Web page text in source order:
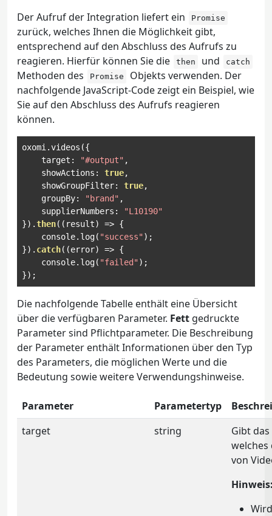
Der Aufruf der Integration liefert ein
Promise
zurück, welches Ihnen die Möglichkeit gibt,
entsprechend auf den Abschluss des Aufrufs zu
reagieren. Hierfür können Sie die
then und catch
Methoden des Promise
Objekts verwenden. Der
nachfolgende JavaScript-Code zeigt ein Beispiel, wie
Sie auf den Abschluss des Aufrufs reagieren
können.
oxomi .videos ({
    target
: "#output" ,
    showActions
: true,
    showGroupFilter
: true,
    groupBy
: "brand" ,
    supplierNumbers
:
"L10190"
}).then(( result) => {
    console
. log( "success");
}). catch((error) => {
    console
. log( "failed");
});
Die nachfolgende Tabelle enthält eine Übersicht
über die verfügbaren Parameter. Fett gedruckte
Parameter sind Pflichtparameter. Die Beschreibung
der Parameter enthält Informationen über den Typ
des Parameters, die möglichen Werte und die
Bedeutung sowie weitere Verwendungshinweise.
Parameter Parametertyp
target
string
Gibt
welches
von